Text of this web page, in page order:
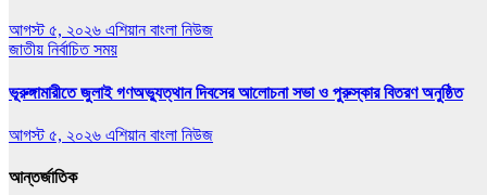
আগস্ট ৫, ২০২৬ এশিয়ান বাংলা নিউজ
জাতীয় নির্বাচিত সময়
ভূরুঙ্গামারীতে জুলাই গণঅভ‍্যুত্থান দিবসের আলোচনা সভা ও পুরুস্কার বিতরণ অনুষ্ঠিত
আগস্ট ৫, ২০২৬ এশিয়ান বাংলা নিউজ
আন্তর্জাতিক